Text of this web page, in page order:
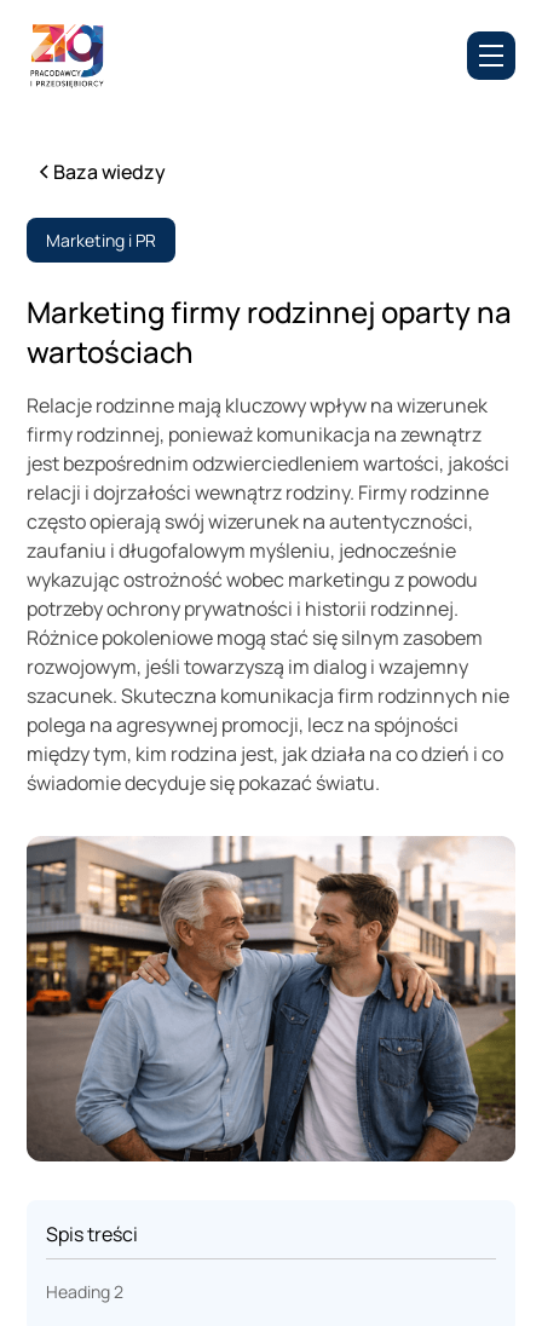
Baza wiedzy
Marketing i PR
Marketing firmy rodzinnej oparty na
wartościach
Relacje rodzinne mają kluczowy wpływ na wizerunek
firmy rodzinnej, ponieważ komunikacja na zewnątrz
jest bezpośrednim odzwierciedleniem wartości, jakości
relacji i dojrzałości wewnątrz rodziny. Firmy rodzinne
często opierają swój wizerunek na autentyczności,
zaufaniu i długofalowym myśleniu, jednocześnie
wykazując ostrożność wobec marketingu z powodu
potrzeby ochrony prywatności i historii rodzinnej.
Różnice pokoleniowe mogą stać się silnym zasobem
rozwojowym, jeśli towarzyszą im dialog i wzajemny
szacunek. Skuteczna komunikacja firm rodzinnych nie
polega na agresywnej promocji, lecz na spójności
między tym, kim rodzina jest, jak działa na co dzień i co
świadomie decyduje się pokazać światu.
Spis treści
Heading 2